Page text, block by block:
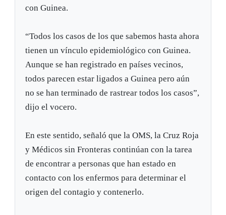
con Guinea.
“Todos los casos de los que sabemos hasta ahora
tienen un vínculo epidemiológico con Guinea.
Aunque se han registrado en países vecinos,
todos parecen estar ligados a Guinea pero aún
no se han terminado de rastrear todos los casos”,
dijo el vocero.
En este sentido, señaló que la OMS, la Cruz Roja
y Médicos sin Fronteras continúan con la tarea
de encontrar a personas que han estado en
contacto con los enfermos para determinar el
origen del contagio y contenerlo.